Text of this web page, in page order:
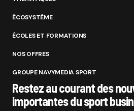
ÉCOSYSTÈME
ÉCOLES ET FORMATIONS
NOS OFFRES
GROUPE NAVYMEDIA SPORT
Restez au courant des
importantes du sport